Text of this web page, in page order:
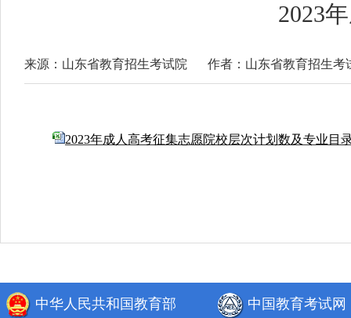
2023
来源：山东省教育招生考试院 作者：山东省教育招生考
2023年成人高考征集志愿院校层次计划数及专业目
中华人民共和国教育部 中国教育考试网